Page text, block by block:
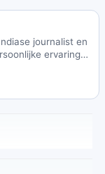
journalist en
ervaring
over
tot
internationale